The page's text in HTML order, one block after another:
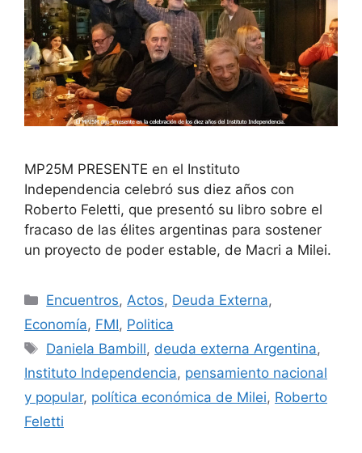
MP25M PRESENTE en el Instituto
Independencia celebró sus diez años con
Roberto Feletti, que presentó su libro sobre el
fracaso de las élites argentinas para sostener
un proyecto de poder estable, de Macri a Milei.
Encuentros,Actos, Deuda Externa,
Economía, FMI, Politica
Daniela Bambill, deuda externa Argentina,
Instituto Independencia, pensamiento nacional
y popular, política económica de Milei, Roberto
Feletti